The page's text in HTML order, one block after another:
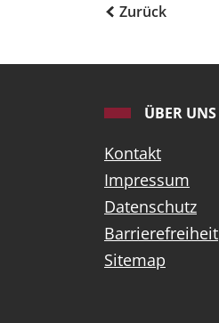
Zurück
ÜBER UNS
Kontakt
Impressum
Datenschutz
Barrierefreiheit
Sitemap